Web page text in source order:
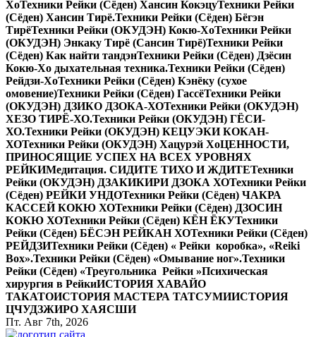
ХоТехники Рейки (Сёден) Хансин КокэцуТехники Рейки
(Сёден) Хансин Тирё.Техники Рейки (Сёден) Бёгэн
ТирёТехники Рейки (ОКУДЭН) Кокю-ХоТехники Рейки
(ОКУДЭН) Энкаку Тирё (Сансин Тирё)Техники Рейки
(Сёден) Как найти тандэнТехники Рейки (Сёден) Дзёсин
Кокю-Хо дыхательная техника.Техники Рейки (Сёден)
Рейдзи-ХоТехники Рейки (Сёден) Кэнёку (сухое
омовение)Техники Рейки (Сёден) ГассёТехники Рейки
(ОКУДЭН) ДЗИКО ДЗОКА-ХОТехники Рейки (ОКУДЭН)
ХЕЗО ТИРЁ-ХО.Техники Рейки (ОКУДЭН) ГЁСИ-
ХО.Техники Рейки (ОКУДЭН) КЕЦУЭКИ КОКАН-
ХОТехники Рейки (ОКУДЭН) Хацурэй ХоЦЕННОСТИ,
ПРИНОСЯЩИЕ УСПЕХ НА ВСЕХ УРОВНЯХ
РЕЙКИМедитация. СИДИТЕ ТИХО И ЖДИТЕТехники
Рейки (ОКУДЭН) ДЗАКИКИРИ ДЗОКА ХОТехники Рейки
(Сёден) РЕЙКИ УНДОТехники Рейки (Сёден) ЧАКРА
КАССЕЙ КОКЮ ХОТехники Рейки (Сёден) ДЗОСИН
КОКЮ ХОТехники Рейки (Сёден) КЁН ЁКУТехники
Рейки (Сёден) БЁСЭН РЕЙКАН ХОТехники Рейки (Сёден)
РЕЙДЗИТехники Рейки (Сёден) « Рейки коробка», «Reiki
Вox».Техники Рейки (Сёден) «Омывание ног».Техники
Рейки (Сёден) «Треугольника Рейки »Психическая
хирургия в РейкиИСТОРИЯ ХАВАЙО
ТАКАТОИСТОРИЯ МАСТЕРА ТАТСУМИИСТОРИЯ
ЦЧУДЗЖИРО ХАЯСШИ
Пт. Авг 7th, 2026